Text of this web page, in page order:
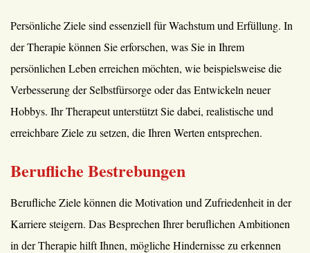
Persönliche Ziele sind essenziell für Wachstum und Erfüllung. In
der Therapie können Sie erforschen, was Sie in Ihrem
persönlichen Leben erreichen möchten, wie beispielsweise die
Verbesserung der Selbstfürsorge oder das Entwickeln neuer
Hobbys. Ihr Therapeut unterstützt Sie dabei, realistische und
erreichbare Ziele zu setzen, die Ihren Werten entsprechen.
Berufliche Bestrebungen
Berufliche Ziele können die Motivation und Zufriedenheit in der
Karriere steigern. Das Besprechen Ihrer beruflichen Ambitionen
in der Therapie hilft Ihnen, mögliche Hindernisse zu erkennen